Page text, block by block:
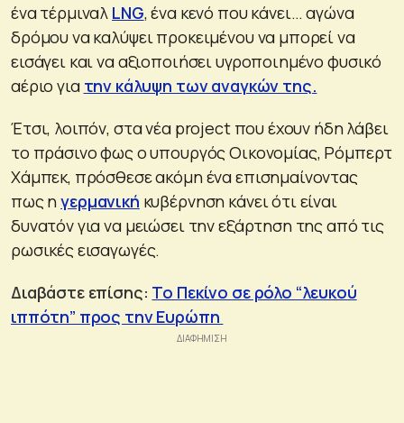
ένα τέρμιναλ LNG, ένα κενό που κάνει… αγώνα
δρόμου να καλύψει προκειμένου να μπορεί να
εισάγει και να αξιοποιήσει υγροποιημένο φυσικό
αέριο για την κάλυψη των αναγκών της.
Έτσι, λοιπόν, στα νέα project που έχουν ήδη λάβει
το πράσινο φως ο υπουργός Οικονομίας, Ρόμπερτ
Χάμπεκ, πρόσθεσε ακόμη ένα επισημαίνοντας
πως ηγερμανική κυβέρνηση κάνει ότι είναι
δυνατόν για να μειώσει την εξάρτηση της από τις
ρωσικές εισαγωγές.
Διαβάστε επίσης: Το Πεκίνο σε ρόλο “λευκού
ιππότη” προς την Ευρώπη